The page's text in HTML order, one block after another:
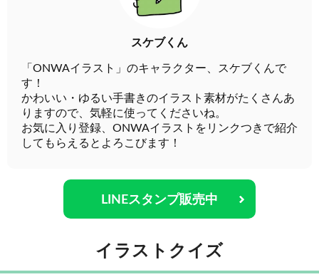
スケブくん
「ONWAイラスト」のキャラクター、スケブくんで
す！
かわいい・ゆるい手書きのイラスト素材がたくさんあ
りますので、気軽に使ってくださいね。
お気に入り登録、ONWAイラストをリンクつきで紹介
してもらえるとよろこびます！
LINEスタンプ販売中
イラストクイズ